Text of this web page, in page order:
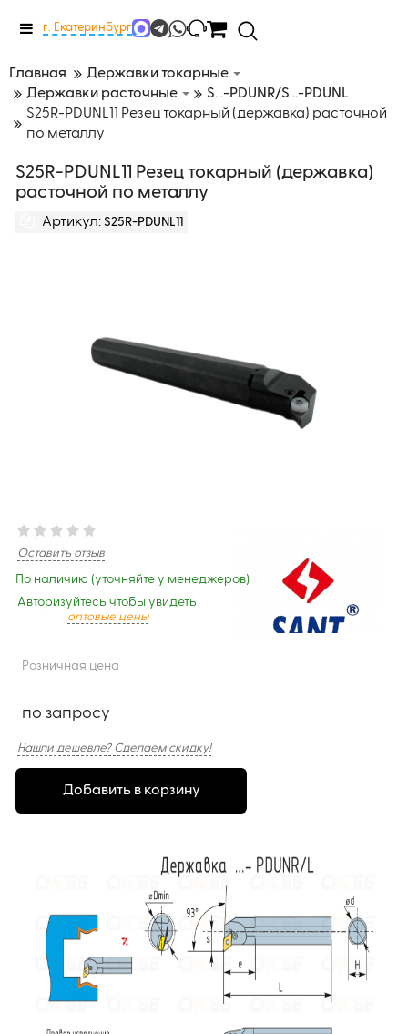
Меню
г. Екатеринбург
Главная
Державки токарные
Державки расточные
S...-PDUNR/S...-PDUNL
S25R-PDUNL11 Резец токарный (державка) расточной
по металлу
S25R-PDUNL11 Резец токарный (державка)
расточной по металлу
Артикул: S25R-PDUNL11
Оставить отзыв
По наличию (уточняйте у менеджеров)
Авторизуйтесь чтобы увидеть
оптовые цены
Розничная цена
по запросу
Нашли дешевле? Сделаем скидку!
Добавить в корзину